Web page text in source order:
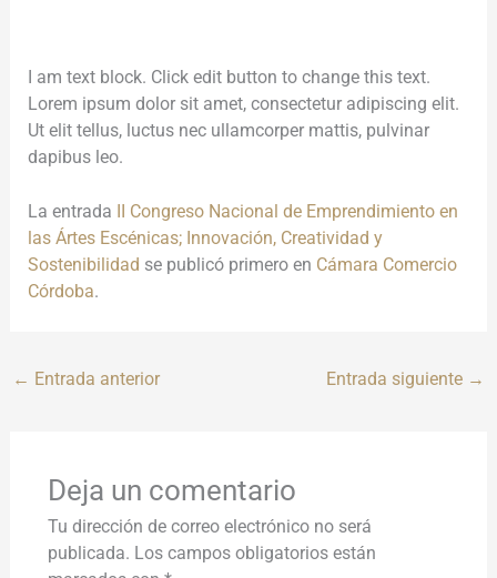
I am text block. Click edit button to change this text.
Lorem ipsum dolor sit amet, consectetur adipiscing elit.
Ut elit tellus, luctus nec ullamcorper mattis, pulvinar
dapibus leo.
La entrada
II Congreso Nacional de Emprendimiento en
las Ártes Escénicas; Innovación, Creatividad y
Sostenibilidad se publicó primero en Cámara Comercio
Córdoba.
← Entrada anterior Entrada siguiente →
Deja un comentario
Tu dirección de correo electrónico no será
publicada. Los campos obligatorios están